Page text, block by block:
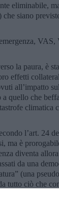
eliminabile,
siano
la paura, è
effetti
all’impatto
quello che
l’art. 24
ma è
diventa
da una
(una
tutto ciò che
verso una